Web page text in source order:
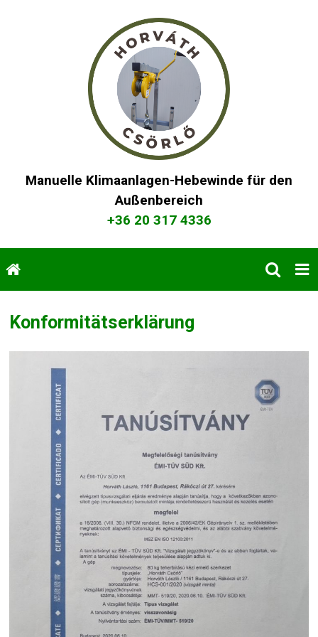
Manuelle Klimaanlagen-Hebewinde für den
Außenbereich
+36 20 317 4336
Konformitätserklärung